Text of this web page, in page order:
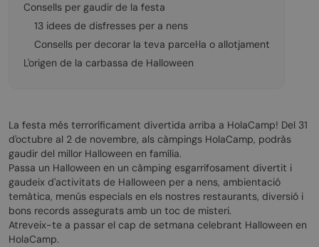
Consells per gaudir de la festa
13 idees de disfresses per a nens
Consells per decorar la teva parcel·la o allotjament
L'origen de la carbassa de Halloween
La festa més terroríficament divertida arriba a HolaCamp! Del 31
d'octubre al 2 de novembre, als càmpings HolaCamp, podràs
gaudir del millor Halloween en família.
Passa un Halloween en un càmping esgarrifosament divertit i
gaudeix d'activitats de Halloween per a nens, ambientació
temàtica, menús especials en els nostres restaurants, diversió i
bons records assegurats amb un toc de misteri.
Atreveix-te a passar el cap de setmana celebrant Halloween en
HolaCamp.